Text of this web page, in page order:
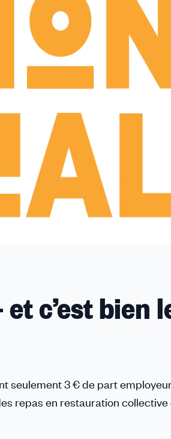
c’est bien
seulement 3 € de part
repas en restauration